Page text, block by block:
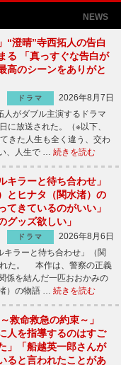
NEWS
“澄晴”寺西拓人の告白
る 「真っすぐな告白が
高のシーンをありがと
ドラマ
2026年8月7日
がダブル主演するドラマ
に放送された。（※以下、
きた人生も全く違う、交わ
、人生で … 続きを読む
キラーと待ち合わせ」
とヒナタ（関水渚）の
てきているのがいい」
グッズ欲しい」
ドラマ
2026年8月6日
ラーと待ち合わせ」（関
れた。 本作は、警察の正義
係を結んだ一匹おおかみの
）の物語 … 続きを読む
救命救急の約束～」
人を指導するのはすご
」「船越英一郎さんが
ると言われたことがあ